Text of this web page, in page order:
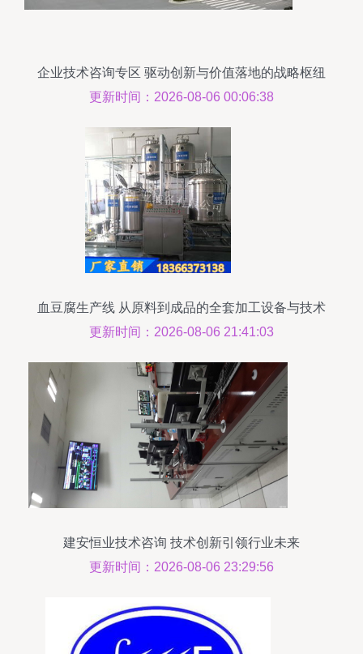
企业技术咨询专区 驱动创新与价值落地的战略枢纽
更新时间：2026-08-06 00:06:38
血豆腐生产线 从原料到成品的全套加工设备与技术
解析
更新时间：2026-08-06 21:41:03
建安恒业技术咨询 技术创新引领行业未来
更新时间：2026-08-06 23:29:56